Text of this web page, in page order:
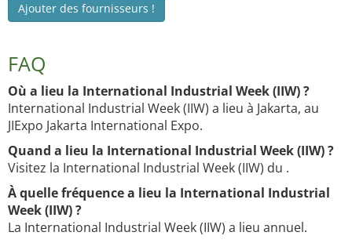
Ajouter des fournisseurs !
FAQ
Où a lieu la International Industrial Week (IIW) ?
International Industrial Week (IIW) a lieu à Jakarta, au
JIExpo Jakarta International Expo.
Quand a lieu la International Industrial Week (IIW) ?
Visitez la International Industrial Week (IIW) du .
À quelle fréquence a lieu la International Industrial
Week (IIW) ?
La International Industrial Week (IIW) a lieu annuel.